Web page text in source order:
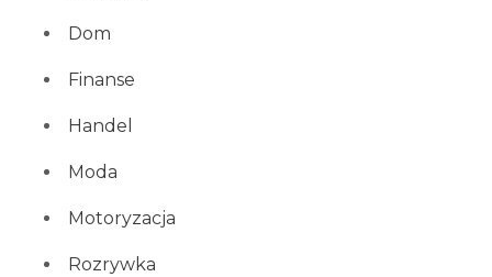
Dom
Finanse
Handel
Moda
Motoryzacja
Rozrywka